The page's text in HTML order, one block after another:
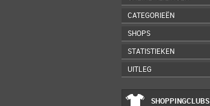
CATEGORIEËN
SHOPS
STATISTIEKEN
UITLEG
SHOPPINGCLUBS